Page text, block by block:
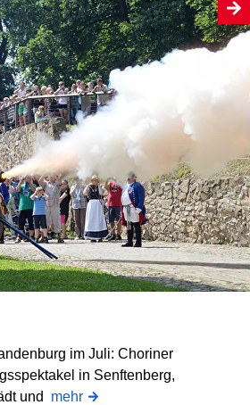
im Juli: Choriner
in Senftenberg,
und mehr